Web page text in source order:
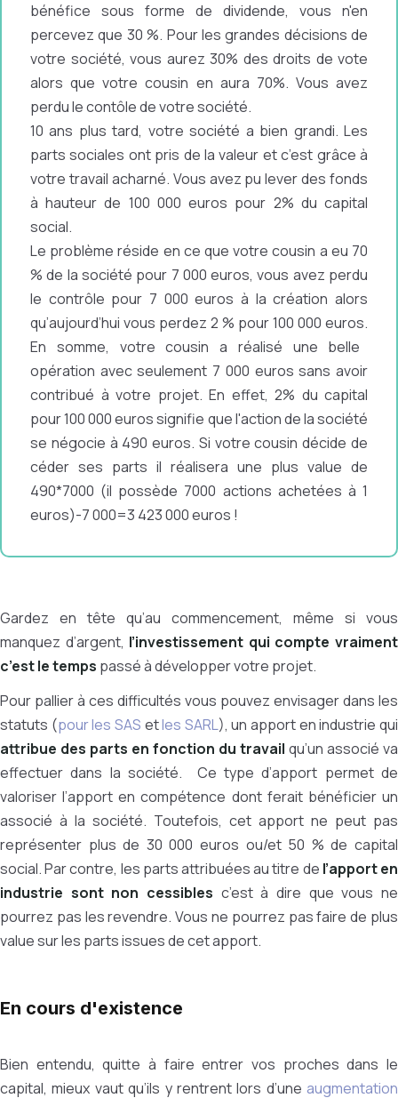
bénéfice sous forme de dividende, vous n'en
percevez que 30 %. Pour les grandes décisions de
votre société, vous aurez 30% des droits de vote
alors que votre cousin en aura 70%. Vous avez
perdu le contôle de votre société.
10 ans plus tard, votre société a bien grandi. Les
parts sociales ont pris de la valeur et c’est grâce à
votre travail acharné. Vous avez pu lever des fonds
à hauteur de 100 000 euros pour 2% du capital
social.
Le problème réside en ce que votre cousin a eu 70
% de la société pour 7 000 euros, vous avez perdu
le contrôle pour 7 000 euros à la création alors
qu’aujourd’hui vous perdez 2 % pour 100 000 euros.
En somme, votre cousin a réalisé une belle
opération avec seulement 7 000 euros sans avoir
contribué à votre projet. En effet, 2% du capital
pour 100 000 euros signifie que l'action de la société
se négocie à 490 euros. Si votre cousin décide de
céder ses parts il réalisera une plus value de
490*7000 (il possède 7000 actions achetées à 1
euros)-7 000=3 423 000 euros !
Gardez en tête qu’au commencement, même si vous
manquez d’argent, l’investissement qui compte vraiment
c’est le temps passé à développer votre projet.
Pour pallier à ces difficultés vous pouvez envisager dans les
statuts (pour les SAS etles SARL), un apport en industrie qui
attribue des parts en fonction du travail qu’un associé va
effectuer dans la société. Ce type d’apport permet de
valoriser l’apport en compétence dont ferait bénéficier un
associé à la société. Toutefois, cet apport ne peut pas
représenter plus de 30 000 euros ou/et 50 % de capital
social. Par contre, les parts attribuées au titre de l’apport en
industrie sont non cessibles c’est à dire que vous ne
pourrez pas les revendre. Vous ne pourrez pas faire de plus
value sur les parts issues de cet apport.
En cours d'existence
Bien entendu, quitte à faire entrer vos proches dans le
capital, mieux vaut qu’ils y rentrent lors d’une augmentation